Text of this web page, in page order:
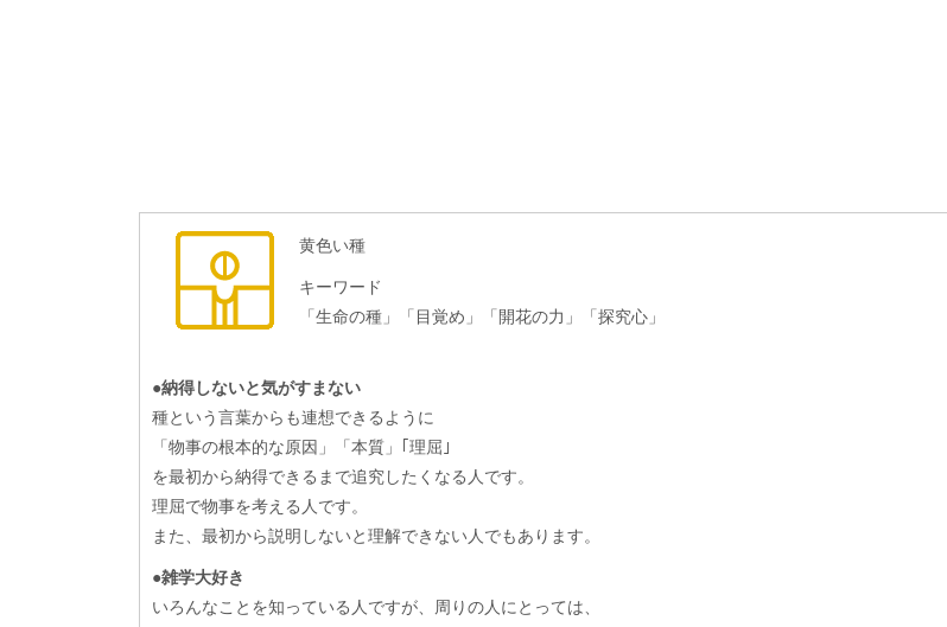
黄色い種
キーワード
「生命の種」「目覚め」「開花の力」「探究心」
●納得しないと気がすまない
種という言葉からも連想できるように
「物事の根本的な原因」「本質」｢理屈｣
を最初から納得できるまで追究したくなる人です。
理屈で物事を考える人です。
また、最初から説明しないと理解できない人でもあります。
●雑学大好き
いろんなことを知っている人ですが、周りの人にとっては、